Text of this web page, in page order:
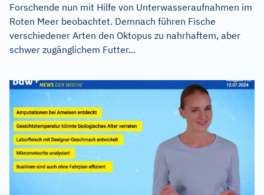
Forschende nun mit Hilfe von Unterwasseraufnahmen im
Roten Meer beobachtet. Demnach führen Fische
verschiedener Arten den Oktopus zu nahrhaftem, aber
schwer zugänglichem Futter...